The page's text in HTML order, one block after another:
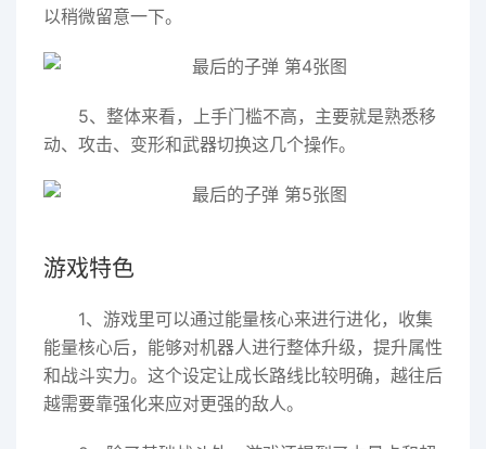
以稍微留意一下。
5、整体来看，上手门槛不高，主要就是熟悉移
动、攻击、变形和武器切换这几个操作。
游戏特色
1、游戏里可以通过能量核心来进行进化，收集
能量核心后，能够对机器人进行整体升级，提升属性
和战斗实力。这个设定让成长路线比较明确，越往后
越需要靠强化来应对更强的敌人。